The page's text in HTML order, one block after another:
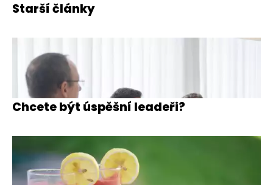
Starší články
Chcete být úspěšní leadeři?